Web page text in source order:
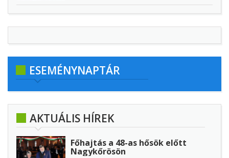
ESEMÉNYNAPTÁR
AKTUÁLIS HÍREK
Főhajtás a 48-as hősök előtt
Nagykőrösön